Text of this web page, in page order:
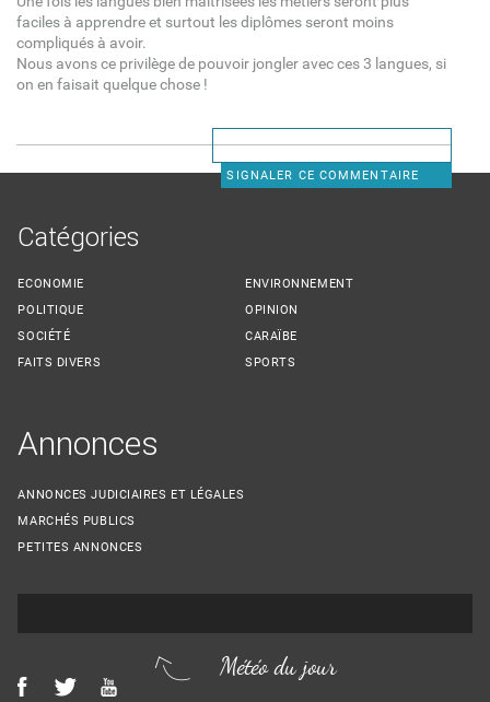
faciles à apprendre et surtout les diplômes seront moins
compliqués à avoir.
Nous avons ce privilège de pouvoir jongler avec ces 3 langues, si
on en faisait quelque chose !
SIGNALER CE COMMENTAIRE
Catégories
ECONOMIE
POLITIQUE
SOCIÉTÉ
FAITS DIVERS
ENVIRONNEMENT
OPINION
CARAÏBE
SPORTS
Annonces
ANNONCES JUDICIAIRES ET LÉGALES
MARCHÉS PUBLICS
PETITES ANNONCES
Météo du jour